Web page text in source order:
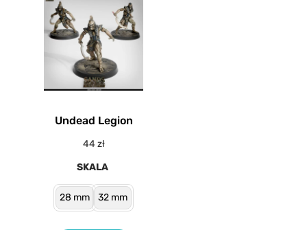
Undead Legion
44zł
SKALA
28 mm 32 mm